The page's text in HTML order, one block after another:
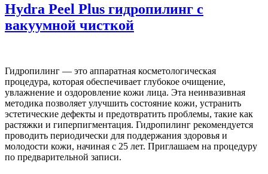
Hydra Peel Plus гидропилинг с
вакуумной чисткой
Гидропилинг — это аппаратная косметологическая
процедура, которая обеспечивает глубокое очищение,
увлажнение и оздоровление кожи лица. Эта неинвазивная
методика позволяет улучшить состояние кожи, устранить
эстетические дефекты и предотвратить проблемы, такие как
растяжки и гиперпигментация. Гидропилинг рекомендуется
проводить периодически для поддержания здоровья и
молодости кожи, начиная с 25 лет. Приглашаем на процедуру
по предварительной записи.